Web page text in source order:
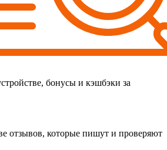
бонусы и кэшбэки за
отзывов, которые пишут и проверяют